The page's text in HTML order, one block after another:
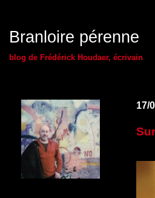
Branloire pérenne
blog de Frédérick Houdaer, écrivain
17/